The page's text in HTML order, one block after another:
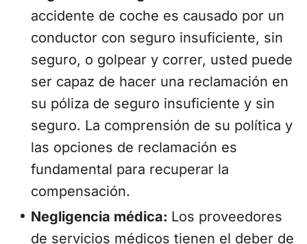
accidente de coche es causado por un
conductor con seguro insuficiente, sin
seguro, o golpear y correr, usted puede
ser capaz de hacer una reclamación en
su póliza de seguro insuficiente y sin
seguro. La comprensión de su política y
las opciones de reclamación es
fundamental para recuperar la
compensación.
Negligencia médica: Los proveedores
de servicios médicos tienen el deber de